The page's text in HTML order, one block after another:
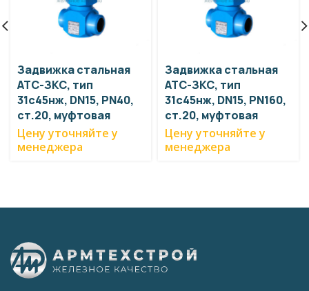
Задвижка стальная
АТС-ЗКС, тип
31с45нж, DN15, PN40,
ст.20, муфтовая
Цену уточняйте у
менеджера
Задвижка стальная
АТС-ЗКС, тип
31с45нж, DN15, PN160,
ст.20, муфтовая
Цену уточняйте у
менеджера